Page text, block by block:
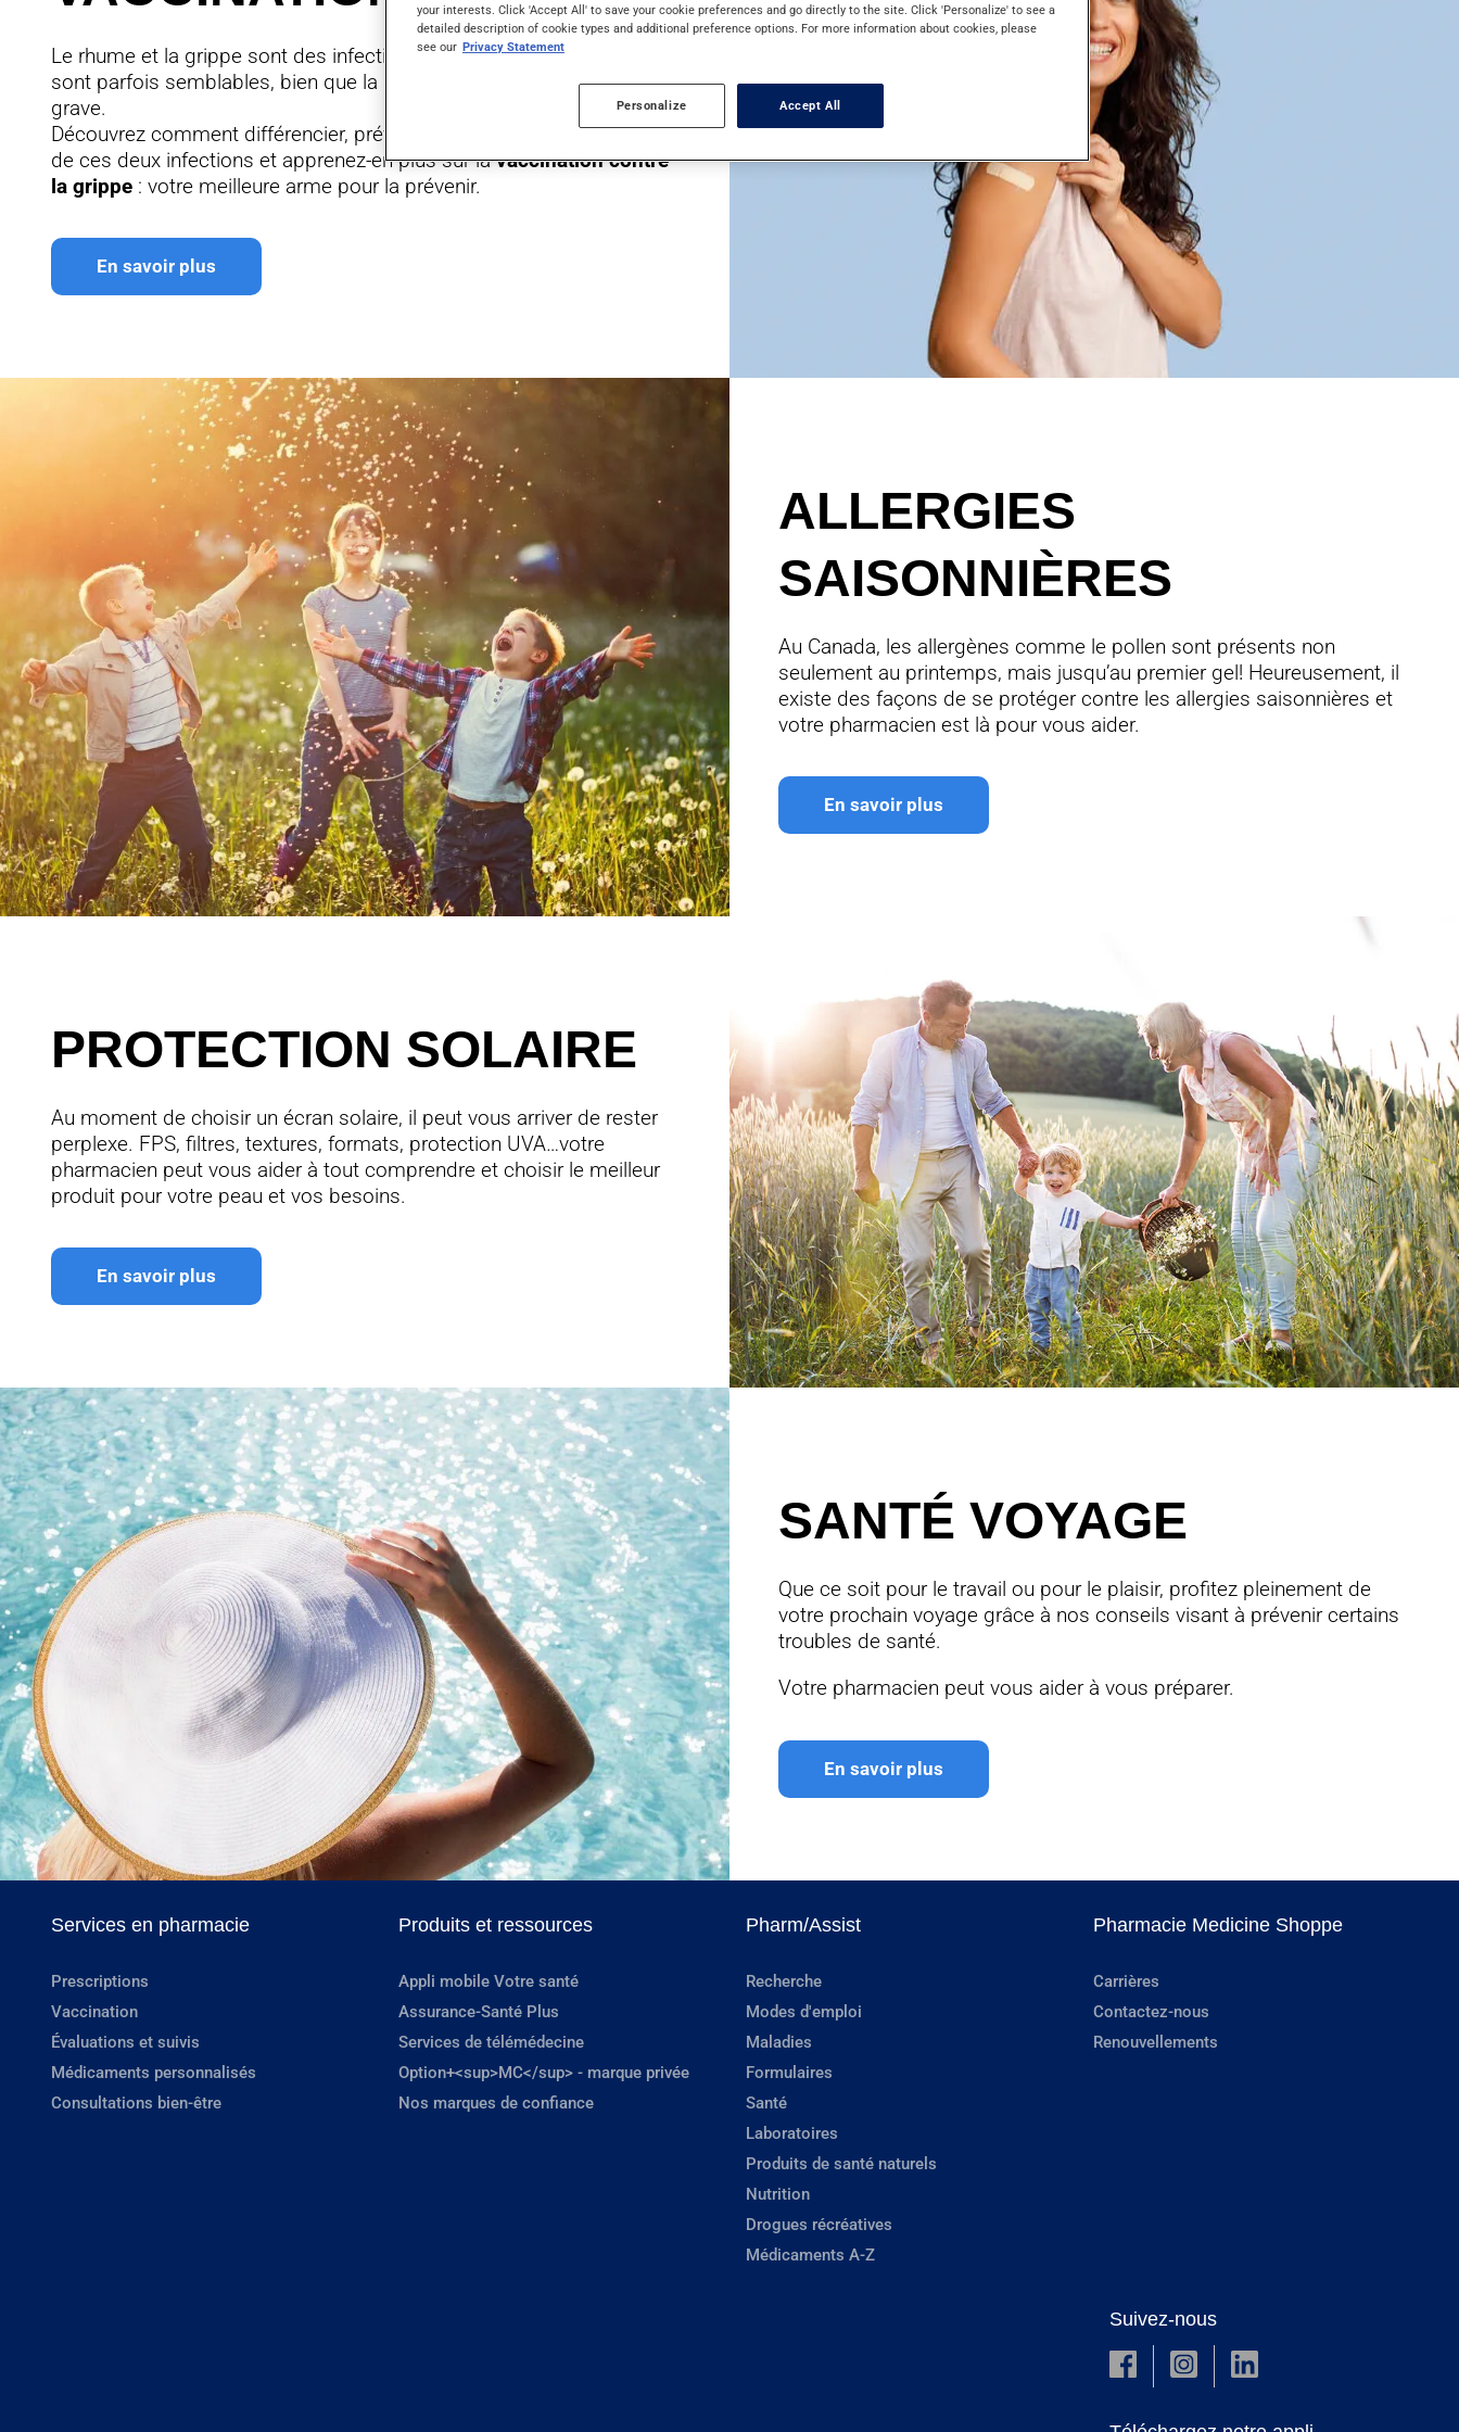
Le rhume et la grippe sont des infections virales dont les symptômes
sont parfois semblables, bien que la grippe reste beaucoup plus
grave.
Découvrez comment différencier, prévenir et soulager les symptômes
de ces deux infections et apprenez-en plus sur lavaccination contre
la grippe : votre meilleure arme pour la prévenir.
En savoir plus
ALLERGIES
SAISONNIÈRES
Au Canada, les allergènes comme le pollen sont présents non
seulement au printemps, mais jusqu’au premier gel! Heureusement, il
existe des façons de se protéger contre les allergies saisonnières et
votre pharmacien est là pour vous aider.
En savoir plus
PROTECTION SOLAIRE
Au moment de choisir un écran solaire, il peut vous arriver de rester
perplexe. FPS, filtres, textures, formats, protection UVA…votre
pharmacien peut vous aider à tout comprendre et choisir le meilleur
produit pour votre peau et vos besoins.
En savoir plus
SANTÉ VOYAGE
Que ce soit pour le travail ou pour le plaisir, profitez pleinement de
votre prochain voyage grâce à nos conseils visant à prévenir certains
troubles de santé.
Votre pharmacien peut vous aider à vous préparer.
En savoir plus
Services en pharmacie
Prescriptions
Vaccination
Évaluations et suivis
Médicaments personnalisés
Consultations bien-être
Produits et ressources
Appli mobile Votre santé
Assurance-Santé Plus
Services de télémédecine
Option+<sup>MC</sup> - marque privée
Nos marques de confiance
Pharm/Assist
Recherche
Modes d'emploi
Maladies
Formulaires
Santé
Laboratoires
Produits de santé naturels
Nutrition
Drogues récréatives
Médicaments A-Z
Pharmacie Medicine Shoppe
Carrières
Contactez-nous
Renouvellements
Suivez-nous
your interests. Click 'Accept All' to save your cookie preferences and go directly to the site. Click 'Personalize' to see a
detailed description of cookie types and additional preference options. For more information about cookies, please
see our Privacy Statement
Personalize Accept All